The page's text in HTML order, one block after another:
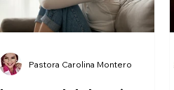
Pastora Carolina Montero